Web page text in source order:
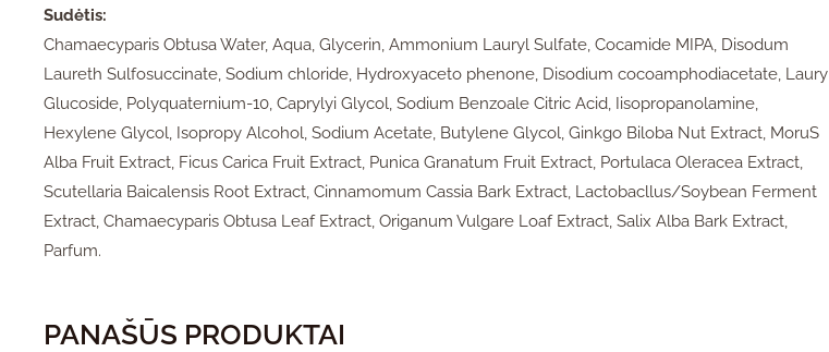
Sudėtis:
Chamaecyparis Obtusa Water, Aqua, Glycerin, Ammonium Lauryl Sulfate, Cocamide MIPA, Disodum
Laureth Sulfosuccinate, Sodium chloride, Hydroxyaceto phenone, Disodium cocoamphodiacetate, Laury
Glucoside, Polyquaternium-10, Caprylyi Glycol, Sodium Benzoale Citric Acid, Iisopropanolamine,
Hexylene Glycol, Isopropy Alcohol, Sodium Acetate, Butylene Glycol, Ginkgo Biloba Nut Extract, MoruS
Alba Fruit Extract, Ficus Carica Fruit Extract, Punica Granatum Fruit Extract, Portulaca Oleracea Extract,
Scutellaria Baicalensis Root Extract, Cinnamomum Cassia Bark Extract, Lactobacllus/Soybean Ferment
Extract, Chamaecyparis Obtusa Leaf Extract, Origanum Vulgare Loaf Extract, Salix Alba Bark Extract,
Parfum.
PANAŠŪS PRODUKTAI